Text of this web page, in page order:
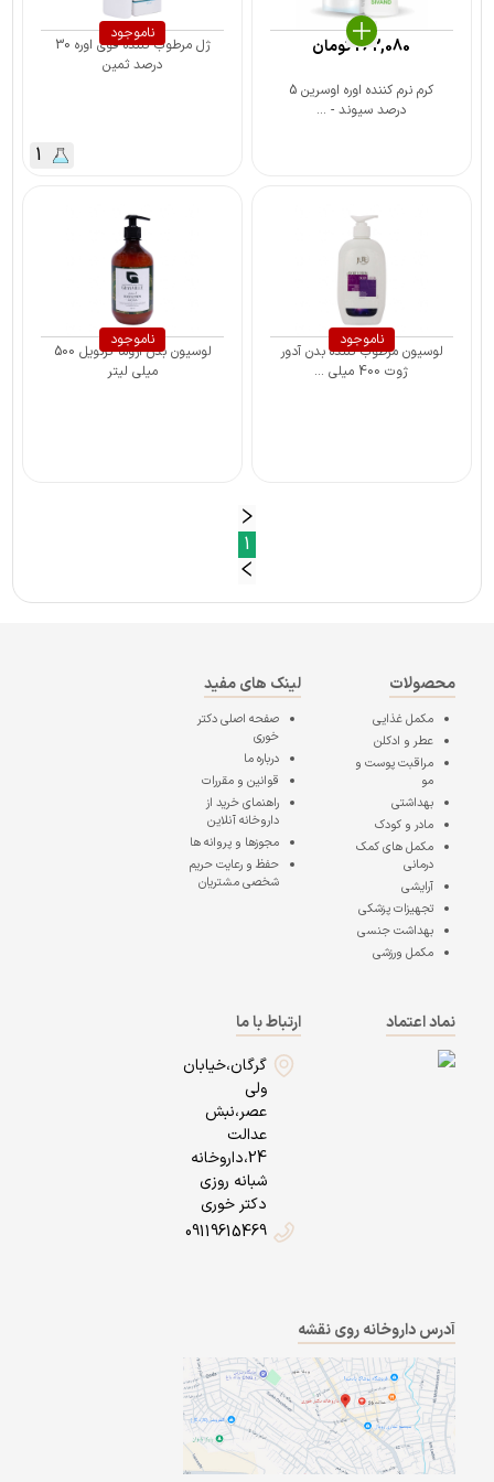
کرم نرم کننده اوره اوسرین 5
درصد سیوند - ...
262,080تومان
ناموجود
ژل مرطوب کننده قوی اوره 30
درصد ثمین
1
ناموجود
لوسیون مرطوب کننده بدن آدور
ژوت 400 میلی ...
ناموجود
لوسیون بدن آروما گرنویل 500
میلی لیتر
1
محصولات
مکمل غذایی
عطر و ادکلن
مراقبت پوست و
مو
بهداشتی
مادر و کودک
مکمل های کمک
درمانی
آرایشی
تجهیزات پزشکی
بهداشت جنسی
مکمل ورزشی
لینک های مفید
صفحه اصلیدکتر
خوری
درباره ما
قوانین و مقررات
راهنمای خرید از
داروخانه آنلاین
مجوزها و پروانه ها
حفظ و رعایت حریم
شخصی مشتریان
نماد اعتماد
ارتباط با ما
گرگان،خیابان
ولی
عصر،نبش
عدالت
24،داروخانه
شبانه روزی
دکتر خوری
09119615469
آدرس داروخانه روی نقشه